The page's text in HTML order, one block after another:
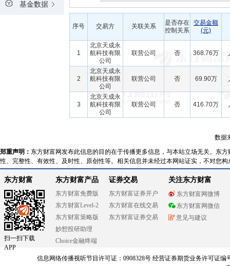
基金数据
序号 交易方 关联关系
是否存在
控制关系
交易金额
(元)
1
北京天成永
航科技有限
公司
联营公司 否 368.76万
2
北京天成永
航科技有限
公司
联营公司 否 69.90万
3
北京天成永
航科技有限
公司
联营公司 否 416.70万
数据
郑重声明： 东方财富网发布此信息的目的在于传播更多信息，与本站立场无关。东
性、完整性、有效性、及时性、原创性等。相关信息并未经过本网站证实，不对您
东方财富
扫一扫下载
APP
东方财富产品
东方财富免费版
东方财富Level-2
东方财富策略版
妙想投研助理
Choice金融终端
证券交易
东方财富证券开户
东方财富在线交易
东方财富证券交易
关注东方财富
东方财富网微博
东方财富网微信
意见与建议
信息网络传播视听节目许可证：0908328号 经营证券期货业务许可证编